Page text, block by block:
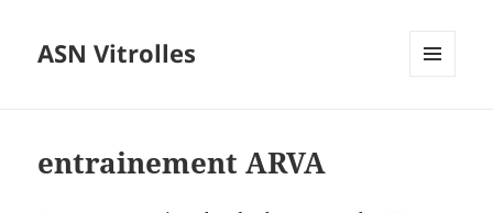
ASN Vitrolles
entrainement ARVA